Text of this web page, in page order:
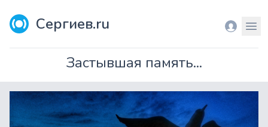
Сергиев.ru Вход
Застывшая память...